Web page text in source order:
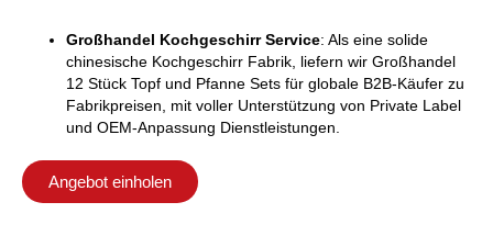
Großhandel Kochgeschirr Service: Als eine solide
chinesische Kochgeschirr Fabrik, liefern wir Großhandel
12 Stück Topf und Pfanne Sets für globale B2B-Käufer zu
Fabrikpreisen, mit voller Unterstützung von Private Label
und OEM-Anpassung Dienstleistungen.
Angebot einholen